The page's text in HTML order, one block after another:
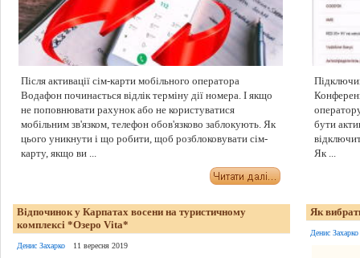
Після активації сім-карти мобільного оператора
Водафон починається відлік терміну дії номера. І якщо
не поповнювати рахунок або не користуватися
мобільним зв'язком, телефон обов'язково заблокують. Як
цього уникнути і що робити, щоб розблоковувати сім-
карту, якщо ви ...
бути
Як ...
Відпочинок у Карпатах восени на туристичному
комплексі *Озеро Vita*
Денис Захарко 11 вересня 2019
Як
Денис Захарко